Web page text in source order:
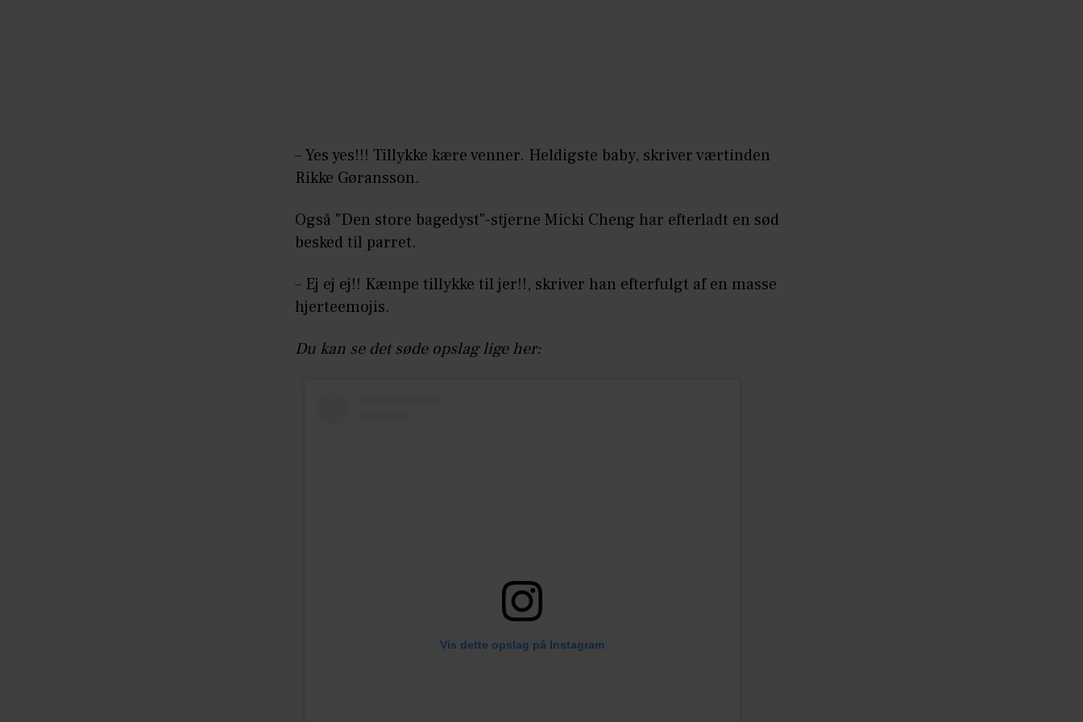
– Yes yes!!! Tillykke kære venner. Heldigste baby, skriver værtinden
Rikke Gøransson.
Også "Den store bagedyst"-stjerne Micki Cheng har efterladt en sød
besked til parret.
– Ej ej ej!! Kæmpe tillykke til jer!!, skriver han efterfulgt af en masse
hjerteemojis.
Du kan se det søde opslag lige her:
Vis dette opslag på Instagram